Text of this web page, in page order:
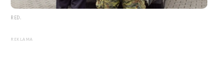
RED.
REKLAMA